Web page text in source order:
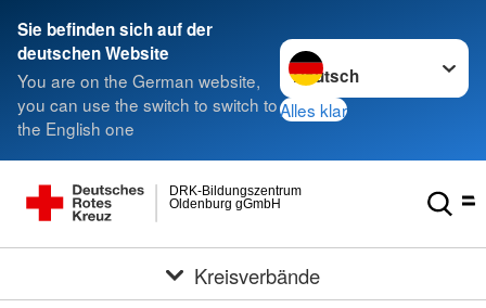
Sie befinden sich auf der
deutschen Website
You are on the German website,
you can use the switch to switch to
the English one
Sprache wechseln zu
Alles klar
Oldenburg gGmbH
DRK-Bildungszentrum
Kreisverbände